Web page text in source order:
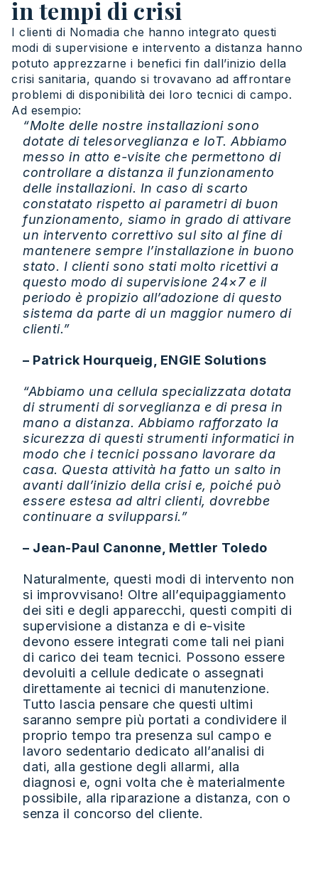
in tempi di crisi
I clienti di Nomadia che hanno integrato questi
modi di supervisione e intervento a distanza hanno
potuto apprezzarne i benefici fin dall’inizio della
crisi sanitaria, quando si trovavano ad affrontare
problemi di disponibilità dei loro tecnici di campo.
Ad esempio:
“Molte delle nostre installazioni sono
dotate di telesorveglianza e IoT. Abbiamo
messo in atto e-visite che permettono di
controllare a distanza il funzionamento
delle installazioni. In caso di scarto
constatato rispetto ai parametri di buon
funzionamento, siamo in grado di attivare
un intervento correttivo sul sito al fine di
mantenere sempre l’installazione in buono
stato. I clienti sono stati molto ricettivi a
questo modo di supervisione 24×7 e il
periodo è propizio all’adozione di questo
sistema da parte di un maggior numero di
clienti.”
– Patrick Hourqueig, ENGIE Solutions
“Abbiamo una cellula specializzata dotata
di strumenti di sorveglianza e di presa in
mano a distanza. Abbiamo rafforzato la
sicurezza di questi strumenti informatici in
modo che i tecnici possano lavorare da
casa. Questa attività ha fatto un salto in
avanti dall’inizio della crisi e, poiché può
essere estesa ad altri clienti, dovrebbe
continuare a svilupparsi.”
– Jean-Paul Canonne, Mettler Toledo
Naturalmente, questi modi di intervento non
si improvvisano! Oltre all’equipaggiamento
dei siti e degli apparecchi, questi compiti di
supervisione a distanza e di e-visite
devono essere integrati come tali nei piani
di carico dei team tecnici. Possono essere
devoluiti a cellule dedicate o assegnati
direttamente ai tecnici di manutenzione.
Tutto lascia pensare che questi ultimi
saranno sempre più portati a condividere il
proprio tempo tra presenza sul campo e
lavoro sedentario dedicato all’analisi di
dati, alla gestione degli allarmi, alla
diagnosi e, ogni volta che è materialmente
possibile, alla riparazione a distanza, con o
senza il concorso del cliente.